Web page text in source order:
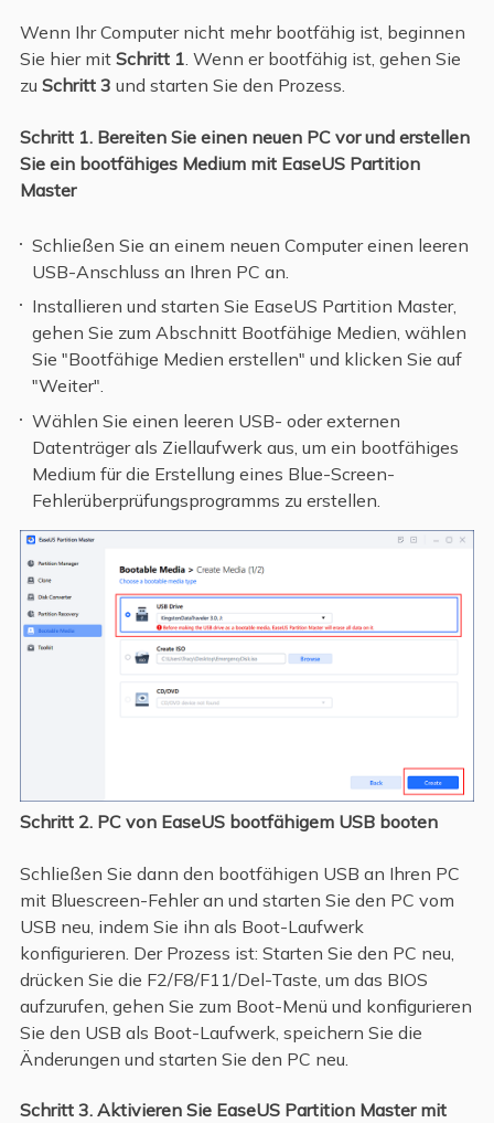
Wenn Ihr Computer nicht mehr bootfähig ist, beginnen
Sie hier mit Schritt 1. Wenn er bootfähig ist, gehen Sie
zu Schritt 3 und starten Sie den Prozess.
Schritt 1. Bereiten Sie einen neuen PC vor und erstellen
Sie ein bootfähiges Medium mit EaseUS Partition
Master
Schließen Sie an einem neuen Computer einen leeren
USB-Anschluss an Ihren PC an.
Installieren und starten Sie EaseUS Partition Master,
gehen Sie zum Abschnitt Bootfähige Medien, wählen
Sie "Bootfähige Medien erstellen" und klicken Sie auf
"Weiter".
Wählen Sie einen leeren USB- oder externen
Datenträger als Ziellaufwerk aus, um ein bootfähiges
Medium für die Erstellung eines Blue-Screen-
Fehlerüberprüfungsprogramms zu erstellen.
Schritt 2. PC von EaseUS bootfähigem USB booten
Schließen Sie dann den bootfähigen USB an Ihren PC
mit Bluescreen-Fehler an und starten Sie den PC vom
USB neu, indem Sie ihn als Boot-Laufwerk
konfigurieren. Der Prozess ist: Starten Sie den PC neu,
drücken Sie die F2/F8/F11/Del-Taste, um das BIOS
aufzurufen, gehen Sie zum Boot-Menü und konfigurieren
Sie den USB als Boot-Laufwerk, speichern Sie die
Änderungen und starten Sie den PC neu.
Schritt 3. Aktivieren Sie EaseUS Partition Master mit